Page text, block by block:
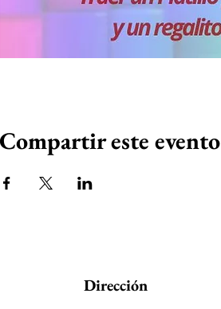
Compartir este evento
Dirección